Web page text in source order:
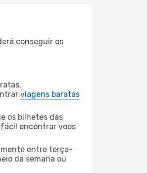
conseguir os
viagens baratas
os bilhetes das
fácil encontrar voos
entre terça-
da semana ou